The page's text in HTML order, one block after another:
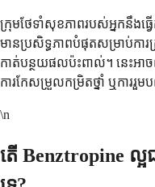
ក្រុមថែទាំសុខភាពរបស់អ្នកនឹងធ្វ
មានប្រសិទ្ធភាពបំផុតសម្រាប់កា
កាត់បន្ថយផលប៉ះពាល់។ នេះអាចព
ការកែសម្រួលកម្រិតថ្នាំ ឬការរួ
\n
តើ Benztropine ល្